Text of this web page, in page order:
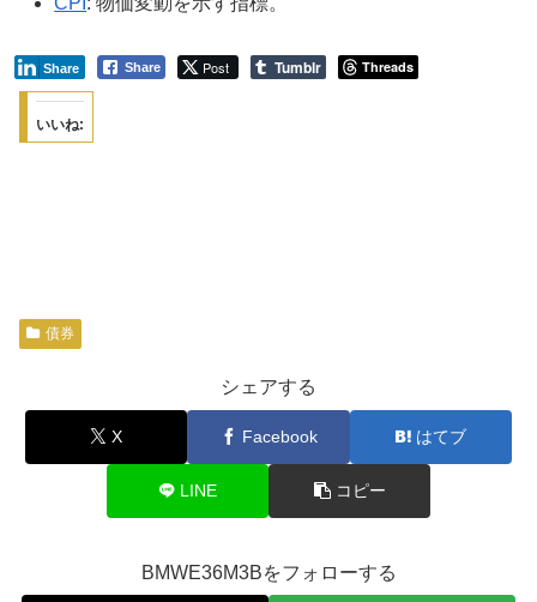
Share Post
Share Tumblr Threads
いいね:
債券
シェアする
X Facebook はてブ
LINE コピー
BMWE36M3Bをフォローする